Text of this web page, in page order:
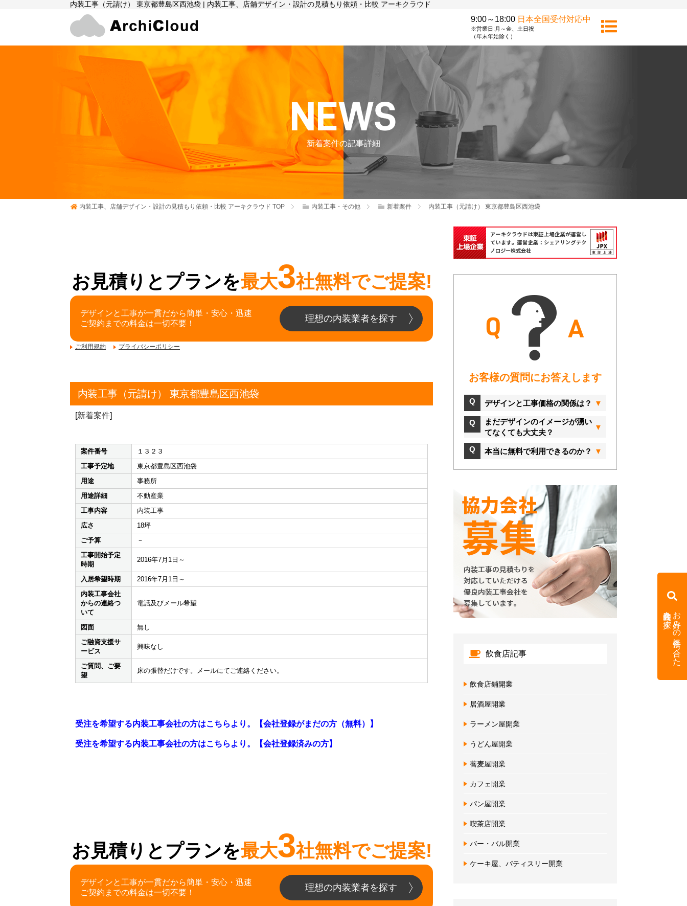
内装工事（元請け） 東京都豊島区西池袋 | 内装工事、店舗デザイン・設計の見積もり依頼・比較 アーキクラウド
9:00～18:00 日本全国受付対応中
※営業日:月～金、土日祝
（年末年始除く）
新着案件の記事詳細
内装工事、店舗デザイン・設計の見積もり依頼・比較 アーキクラウド TOP 内装工事・その他 新着案件 内装工事（元請け） 東京都豊島区西池袋
お見積りとプランを最大3社無料でご提案!
デザインと工事が一貫だから簡単・安心・迅速
ご契約までの料金は一切不要！
理想の内装業者を探す
ご利用規約 プライバシーポリシー
内装工事（元請け） 東京都豊島区西池袋
[新着案件]
案件番号
１３２３
工事予定地
東京都豊島区西池袋
用途
事務所
用途詳細
不動産業
工事内容
内装工事
広さ
18坪
ご予算
－
工事開始予定
時期
2016年7月1日～
入居希望時期
2016年7月1日～
内装工事会社
からの連絡つ
いて
電話及びメール希望
図面
無し
ご融資支援サ
ービス
興味なし
ご質問、ご要
望
床の張替だけです。メールにてご連絡ください。
受注を希望する内装工事会社の方はこちらより。【会社登録がまだの方（無料）】
受注を希望する内装工事会社の方はこちらより。 【会社登録済みの方】
お見積りとプランを最大3社無料でご提案!
デザインと工事が一貫だから簡単・安心・迅速
ご契約までの料金は一切不要！
理想の内装業者を探す
お客様の質問にお答えします
デザインと工事価格の関係は？
まだデザインのイメージが湧い
てなくても大丈夫？
本当に無料で利用できるのか？
飲食店記事
飲食店鋪開業
居酒屋開業
ラーメン屋開業
うどん屋開業
蕎麦屋開業
カフェ開業
パン屋開業
喫茶店開業
バー・バル開業
ケーキ屋、パティスリー開業
お好みの条件に合った
内装会社を探す